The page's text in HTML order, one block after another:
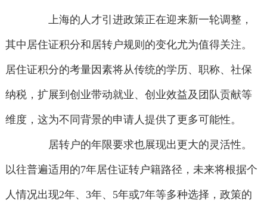
上海的人才引进政策正在迎来新一轮调整，
其中居住证积分和居转户规则的变化尤为值得关注。
居住证积分的考量因素将从传统的学历、职称、社保
纳税，扩展到创业带动就业、创业效益及团队贡献等
维度，这为不同背景的申请人提供了更多可能性。
居转户的年限要求也展现出更大的灵活性。
以往普遍适用的7年居住证转户籍路径，未来将根据个
人情况出现2年、3年、5年或7年等多种选择，政策的